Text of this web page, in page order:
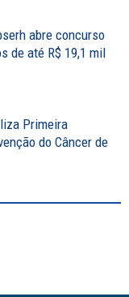
abre concurso
de até R$ 19,1 mil
Primeira
do Câncer de